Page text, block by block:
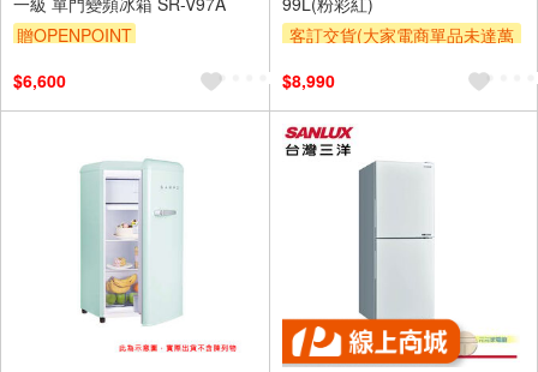
贈OPENPOINT
$6,600
客訂交貨(大家電商單品未達萬
區費另計,實際收費以專人聯絡
報價為主)
$8,990